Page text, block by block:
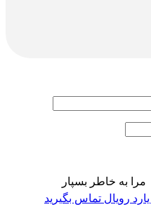
مرا به خاطر بسپار
تماس بگیرید